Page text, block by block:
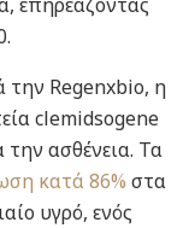
την Regenxbio, η
clemidsogene
ασθένεια. Τα
κατά 86% στα
υγρό, ενός